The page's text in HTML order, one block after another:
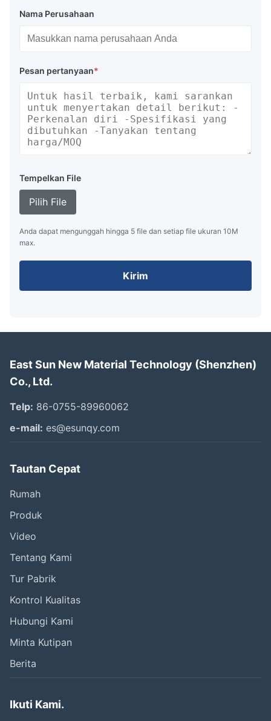
Nama Perusahaan
Pesan pertanyaan*
Tempelkan File
Pilih File
Anda dapat mengunggah hingga 5 file dan setiap file ukuran 10M
max.
Kirim
East Sun New Material Technology (Shenzhen)
Co., Ltd.
Telp: 86-0755-89960062
e-mail: es@esunqy.com
Tautan Cepat
Rumah
Produk
Video
Tentang Kami
Tur Pabrik
Kontrol Kualitas
Hubungi Kami
Minta Kutipan
Berita
Ikuti Kami.